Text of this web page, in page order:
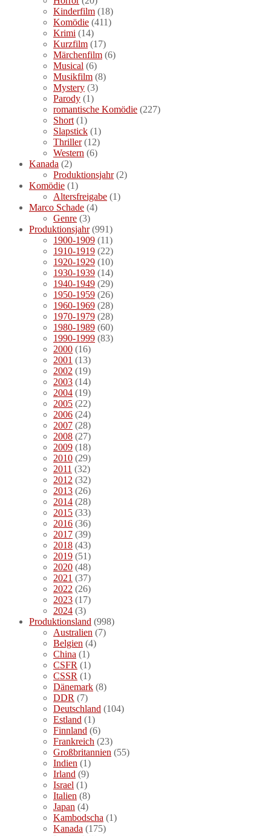
Kinderfilm (18)
Komödie (411)
Krimi (14)
Kurzfilm (17)
Märchenfilm (6)
Musical (6)
Musikfilm (8)
Mystery (3)
Parody (1)
romantische Komödie (227)
Short (1)
Slapstick (1)
Thriller(12)
Western (6)
Kanada (2)
Produktionsjahr(2)
Komödie (1)
Altersfreigabe (1)
Marco Schade (4)
Genre (3)
Produktionsjahr(991)
1900-1909 (11)
1910-1919 (22)
1920-1929 (10)
1930-1939 (14)
1940-1949 (29)
1950-1959 (26)
1960-1969 (28)
1970-1979 (28)
1980-1989 (60)
1990-1999 (83)
2000 (16)
2001 (13)
2002 (19)
2003 (14)
2004 (19)
2005 (22)
2006 (24)
2007 (28)
2008 (27)
2009 (18)
2010 (29)
2011 (32)
2012 (32)
2013 (26)
2014 (28)
2015 (33)
2016 (36)
2017 (39)
2018 (43)
2019 (51)
2020 (48)
2021 (37)
2022 (26)
2023 (17)
2024 (3)
Produktionsland (998)
Australien (7)
Belgien (4)
China (1)
CSFR (1)
CSSR (1)
Dänemark (8)
DDR (7)
Deutschland (104)
Estland (1)
Finnland (6)
Frankreich (23)
Großbritannien (55)
Indien (1)
Irland (9)
Israel (1)
Italien (8)
Japan (4)
Kambodscha (1)
Kanada (175)